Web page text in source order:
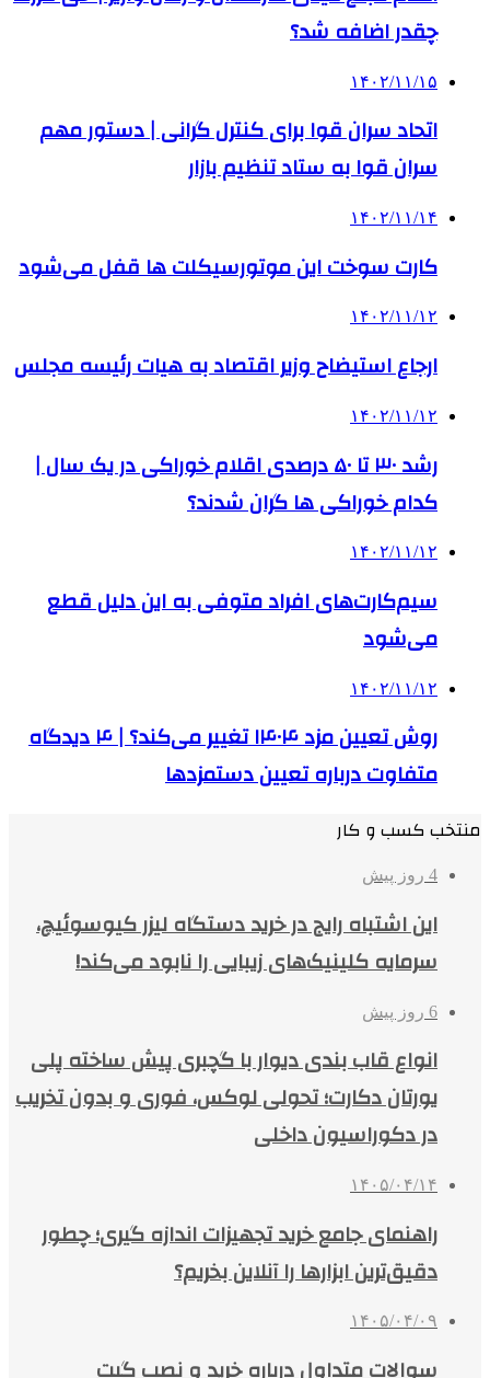
چقدر اضافه شد؟
۱۴۰۲/۱۱/۱۵
اتحاد سران قوا برای کنترل گرانی | دستور مهم
سران قوا به ستاد تنظیم بازار
۱۴۰۲/۱۱/۱۴
کارت سوخت این موتورسیکلت ها قفل می‌شود
۱۴۰۲/۱۱/۱۲
ارجاع استیضاح وزیر اقتصاد به هیات رئیسه مجلس
۱۴۰۲/۱۱/۱۲
رشد ۳۰ تا ۵۰ درصدی اقلام خوراکی در یک سال |
کدام خوراکی‌ ها گران شدند؟
۱۴۰۲/۱۱/۱۲
سیم‌کارت‌های افراد متوفی به این دلیل قطع
می‌شود
۱۴۰۲/۱۱/۱۲
روش تعیین مزد ۱۴۰۴ تغییر می‌کند؟ | ۴ دیدگاه
متفاوت درباره تعیین دستمزدها
منتخب کسب و کار
4 روز پیش
این اشتباه رایج در خرید دستگاه لیزر کیوسوئیچ،
سرمایه کلینیک‌های زیبایی را نابود می‌کند!
6 روز پیش
انواع قاب بندی دیوار با گچبری پیش ساخته پلی
یورتان دکارت؛ تحولی لوکس، فوری و بدون تخریب
در دکوراسیون داخلی
۱۴۰۵/۰۴/۱۴
راهنمای جامع خرید تجهیزات اندازه گیری؛ چطور
دقیق‌ترین ابزارها را آنلاین بخریم؟
۱۴۰۵/۰۴/۰۹
سوالات متداول درباره خرید و نصب گیت